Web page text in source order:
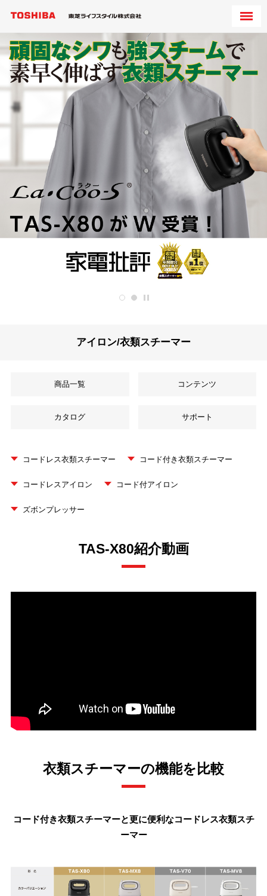
再生/停止
アイロン/衣類スチーマー
商品一覧 コンテンツ
カタログ サポート
コードレス衣類スチーマー コード付き衣類スチーマー
コードレスアイロン コード付アイロン
ズボンプレッサー
TAS-X80紹介動画
衣類スチーマーの機能を比較
コード付き衣類スチーマーと更に便利なコードレス衣類スチ
ーマー